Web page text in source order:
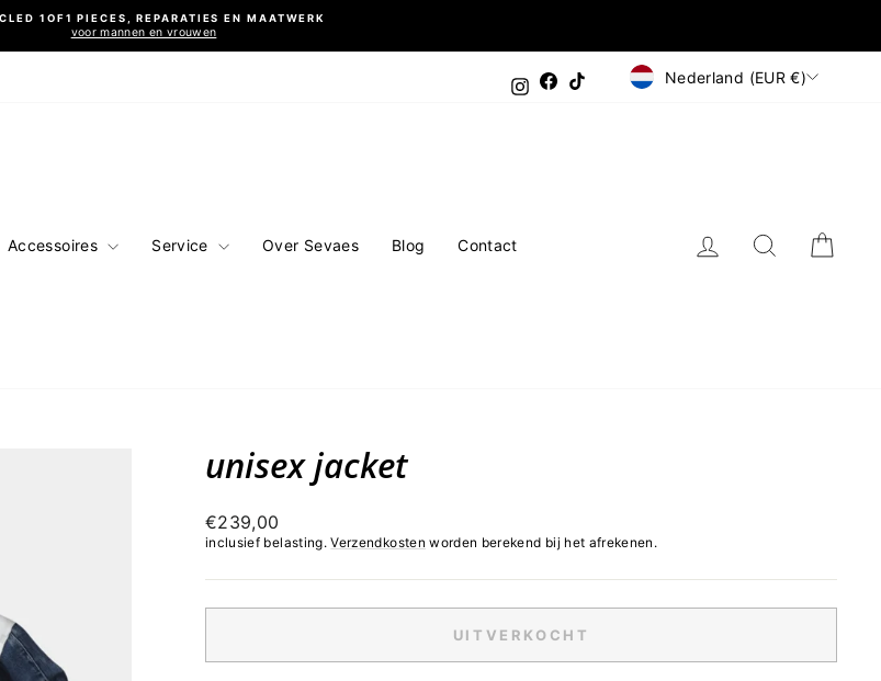
Diavoorstelling
pauzeren
1OF1 PIECES, REPARATIES EN MAATWERK
voor mannen en vrouwen
InstagramFacebook
TikTok Valuta
Nederland (EUR €)
Accessoires Service Over Sevaes Blog Contact Inloggen Zoeken
unisex jacket
Normale
prijs
€239,00
inclusief belasting.Verzendkosten worden berekend bij het afrekenen.
UITVERKOCHT